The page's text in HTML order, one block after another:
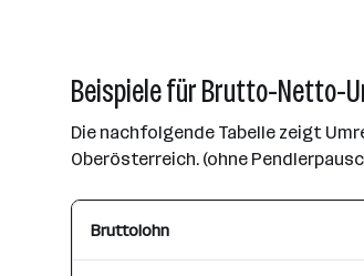
Beispiele für Brutto-Netto-
Die nachfolgende Tabelle zeigt
Oberösterreich. (ohne
Bruttolohn